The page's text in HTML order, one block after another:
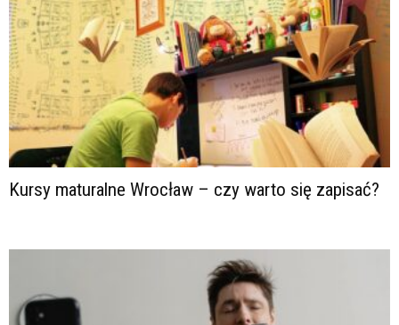
Kursy maturalne Wrocław – czy warto się zapisać?